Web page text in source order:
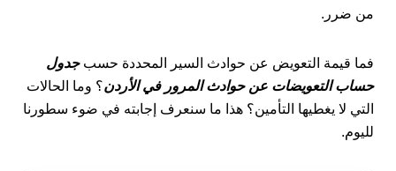
من ضرر.
فما قيمة التعويض عن حوادث السير المحددة حسبجدول
حساب التعويضات عن حوادث المرور في الأردن؟ وما الحالات
التي لا يغطيها التأمين؟ هذا ما سنعرف إجابته في ضوء سطورنا
لليوم.